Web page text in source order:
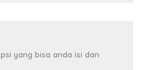
yang bisa anda isi dan